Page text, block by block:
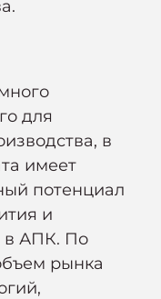
для
в
имеет
потенциал
и
в АПК. По
рынка